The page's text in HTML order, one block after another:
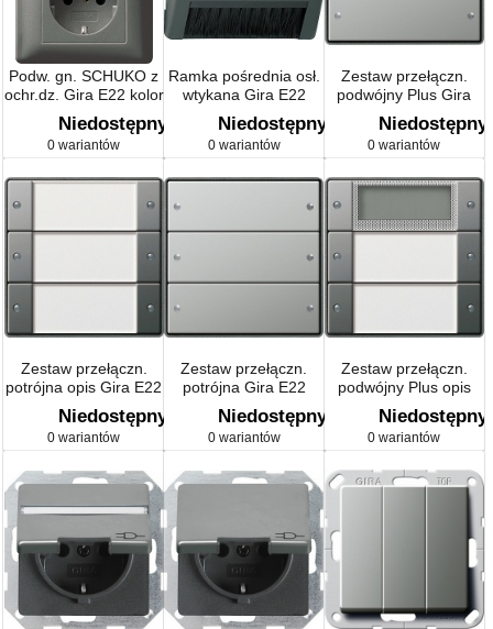
Podw. gn. SCHUKO z
ochr.dz. Gira E22 kolor
nat. stalowy
Niedostępny
0 wariantów
Ramka pośrednia osł.
wtykana Gira E22
naturalny stalowy
Niedostępny
0 wariantów
Zestaw przełączn.
podwójny Plus Gira
E22 naturalny stalowy
Niedostępny
0 wariantów
Zestaw przełączn.
potrójna opis Gira E22
przezr./stal nierd.
Niedostępny
0 wariantów
Zestaw przełączn.
potrójna Gira E22
naturalny stalowy
Niedostępny
0 wariantów
Zestaw przełączn.
podwójny Plus opis
Gira E22 przezr./stal
nierd.
Niedostępny
0 wariantów